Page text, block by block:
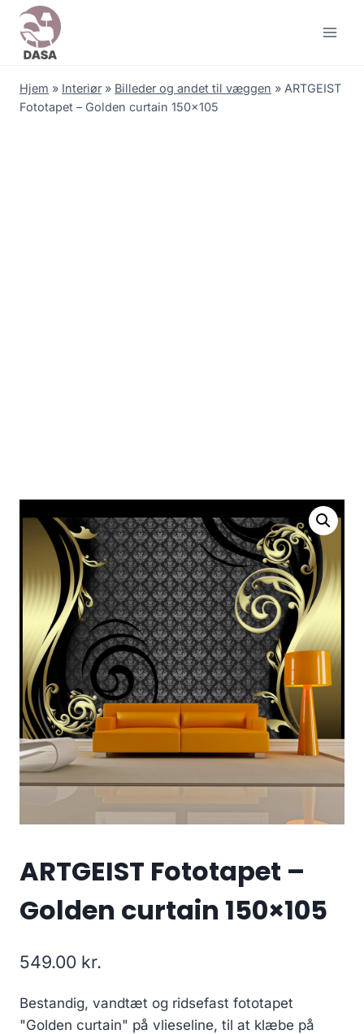
Skip
content
Hjem » Interiør » Billeder og andet til væggen » ARTGEIST
Fototapet – Golden curtain 150×105
ARTGEIST Fototapet –
Golden curtain 150×105
549.00 kr.
Bestandig, vandtæt og ridsefast fototapet
"Golden curtain" på vlieseline, til at klæbe på